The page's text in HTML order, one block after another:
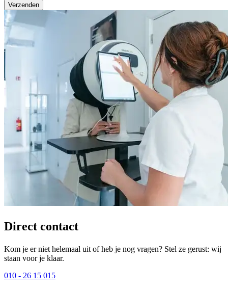
Verzenden
Direct contact
Kom je er niet helemaal uit of heb je nog vragen? Stel ze gerust: wij
staan voor je klaar.
010 - 26 15 015